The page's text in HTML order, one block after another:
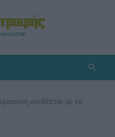
συνδέεται με το